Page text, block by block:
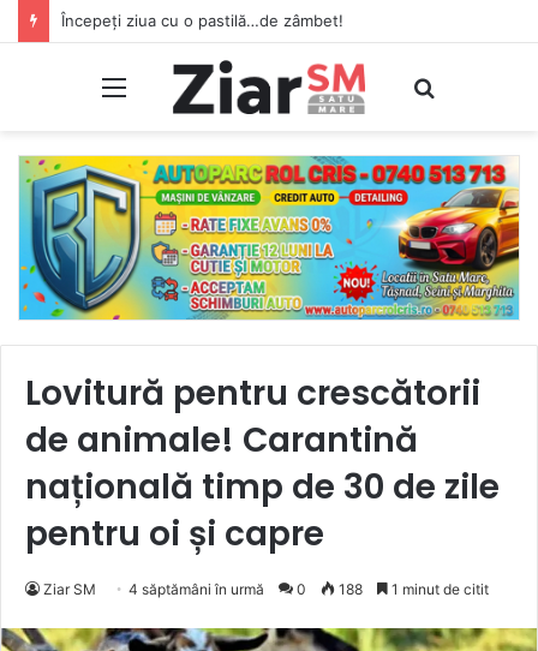
Meniu
Lovitură pentru crescătorii
de animale! Carantină
națională timp de 30 de zile
pentru oi și capre
Ziar SM 4 săptămâni în urmă 0 188 1 minut de citit